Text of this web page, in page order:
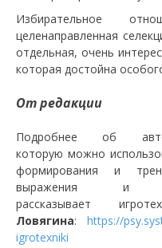
Избирательное
целенаправленная
отдельная, очень
которая достойна
От редакции
Подробнее об
которую можно
формирования и
выражения и
рассказывает
Ловягина: https://
igrotexniki